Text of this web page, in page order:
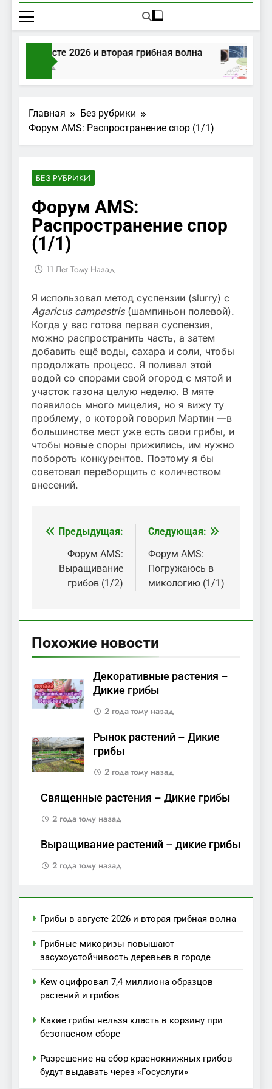
в августе 2026 и вторая грибная волна
Главная
Без рубрики
Форум AMS: Распространение спор (1/1)
БЕЗ РУБРИКИ
Форум AMS:
Распространение спор
(1/1)
11 Лет Тому Назад
Я использовал метод суспензии (slurry) с
Agaricus campestris(шампиньон полевой).
Когда у вас готова первая суспензия,
можно распространить часть, а затем
добавить ещё воды, сахара и соли, чтобы
продолжать процесс. Я поливал этой
водой со спорами свой огород с мятой и
участок газона целую неделю. В мяте
появилось много мицелия, но я вижу ту
проблему, о которой говорил Мартин —в
большинстве мест уже есть свои грибы, и
чтобы новые споры прижились, им нужно
побороть конкурентов. Поэтому я бы
советовал переборщить с количеством
внесений.
Навигация
записям
Предыдущая:
Форум AMS:
Выращивание
грибов (1/2)
Следующая:
Форум AMS:
Погружаюсь в
микологию (1/1)
Похожие новости
Декоративные растения –
Дикие грибы
2 года тому назад
Рынок растений – Дикие
грибы
2 года тому назад
Священные растения – Дикие грибы
2 года тому назад
Выращивание растений – дикие грибы
2 года тому назад
Грибы в августе 2026 и вторая грибная волна
Грибные микоризы повышают
засухоустойчивость деревьев в городе
Kew оцифровал 7,4 миллиона образцов
растений и грибов
Какие грибы нельзя класть в корзину при
безопасном сборе
Разрешение на сбор краснокнижных грибов
будут выдавать через «Госуслуги»